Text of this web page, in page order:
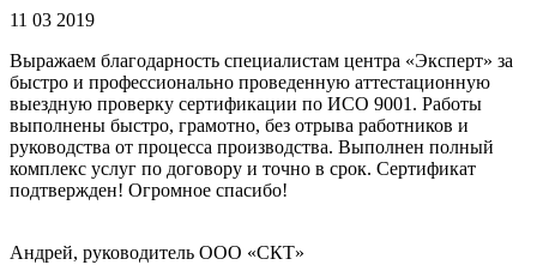
11 03 2019
Выражаем благодарность специалистам центра «Эксперт» за
быстро и профессионально проведенную аттестационную
выездную проверку сертификации по ИСО 9001. Работы
выполнены быстро, грамотно, без отрыва работников и
руководства от процесса производства. Выполнен полный
комплекс услуг по договору и точно в срок. Сертификат
подтвержден! Огромное спасибо!
Андрей, руководитель ООО «СКТ»